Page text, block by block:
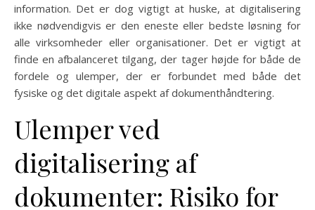
information. Det er dog vigtigt at huske, at digitalisering
ikke nødvendigvis er den eneste eller bedste løsning for
alle virksomheder eller organisationer. Det er vigtigt at
finde en afbalanceret tilgang, der tager højde for både de
fordele og ulemper, der er forbundet med både det
fysiske og det digitale aspekt af dokumenthåndtering.
Ulemper ved
digitalisering af
dokumenter: Risiko for